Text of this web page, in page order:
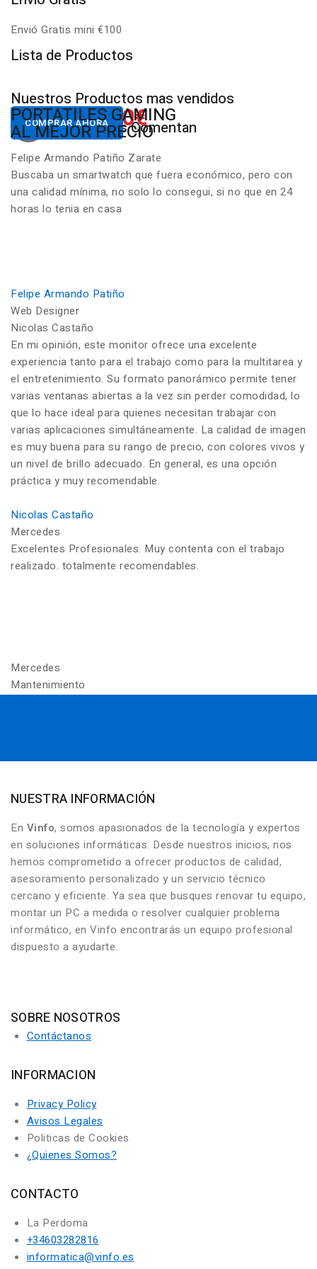
Envió Gratis mini €100
Lista de Productos
Nuestros Productos mas vendidos
Desde650.00€
COMPRAR AHORA
NUESTROS PC
GAMING RGB
Desde822.00€
COMPRAR AHORA
PORTATILES GAMING
AL MEJOR PRECIO
Nuestros Clientes Comentan
Felipe Armando Patiño Zarate
Buscaba un smartwatch que fuera económico, pero con
una calidad mínima, no solo lo consegui, si no que en 24
horas lo tenia en casa
Felipe Armando Patiño
Web Designer
Nicolas Castaño
En mi opinión, este monitor ofrece una excelente
experiencia tanto para el trabajo como para la multitarea y
el entretenimiento. Su formato panorámico permite tener
varias ventanas abiertas a la vez sin perder comodidad, lo
que lo hace ideal para quienes necesitan trabajar con
varias aplicaciones simultáneamente. La calidad de imagen
es muy buena para su rango de precio, con colores vivos y
un nivel de brillo adecuado. En general, es una opción
práctica y muy recomendable.
Nicolas Castaño
Mercedes
Excelentes Profesionales. Muy contenta con el trabajo
realizado. totalmente recomendables.
Mercedes
Mantenimiento
NUESTRA INFORMACIÓN
En Vinfo, somos apasionados de la tecnología y expertos
en soluciones informáticas. Desde nuestros inicios, nos
hemos comprometido a ofrecer productos de calidad,
asesoramiento personalizado y un servicio técnico
cercano y eficiente. Ya sea que busques renovar tu equipo,
montar un PC a medida o resolver cualquier problema
informático, en Vinfo encontrarás un equipo profesional
dispuesto a ayudarte.
SOBRE NOSOTROS
Contáctanos
INFORMACION
Privacy Policy
Avisos Legales
Politicas de Cookies
¿Quienes Somos?
CONTACTO
La Perdoma
+34603282816
informatica@vinfo.es